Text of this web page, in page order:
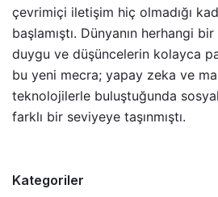
çevrimiçi iletişim hiç olmadığı
başlamıştı. Dünyanın herhangi
duygu ve düşüncelerin kolayca
bu yeni mecra; yapay zeka ve
teknolojilerle buluştuğunda
farklı bir seviyeye taşınmıştı.
Kategoriler